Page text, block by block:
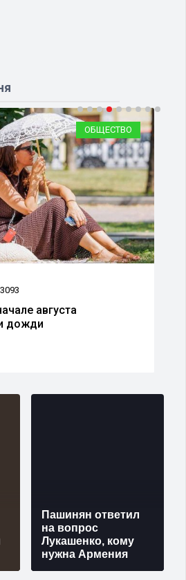
ОБЩЕСТВО
2398
схему движения
Дубровинского
Пашинян ответил
на вопрос
Лукашенко, кому
нужна Армения